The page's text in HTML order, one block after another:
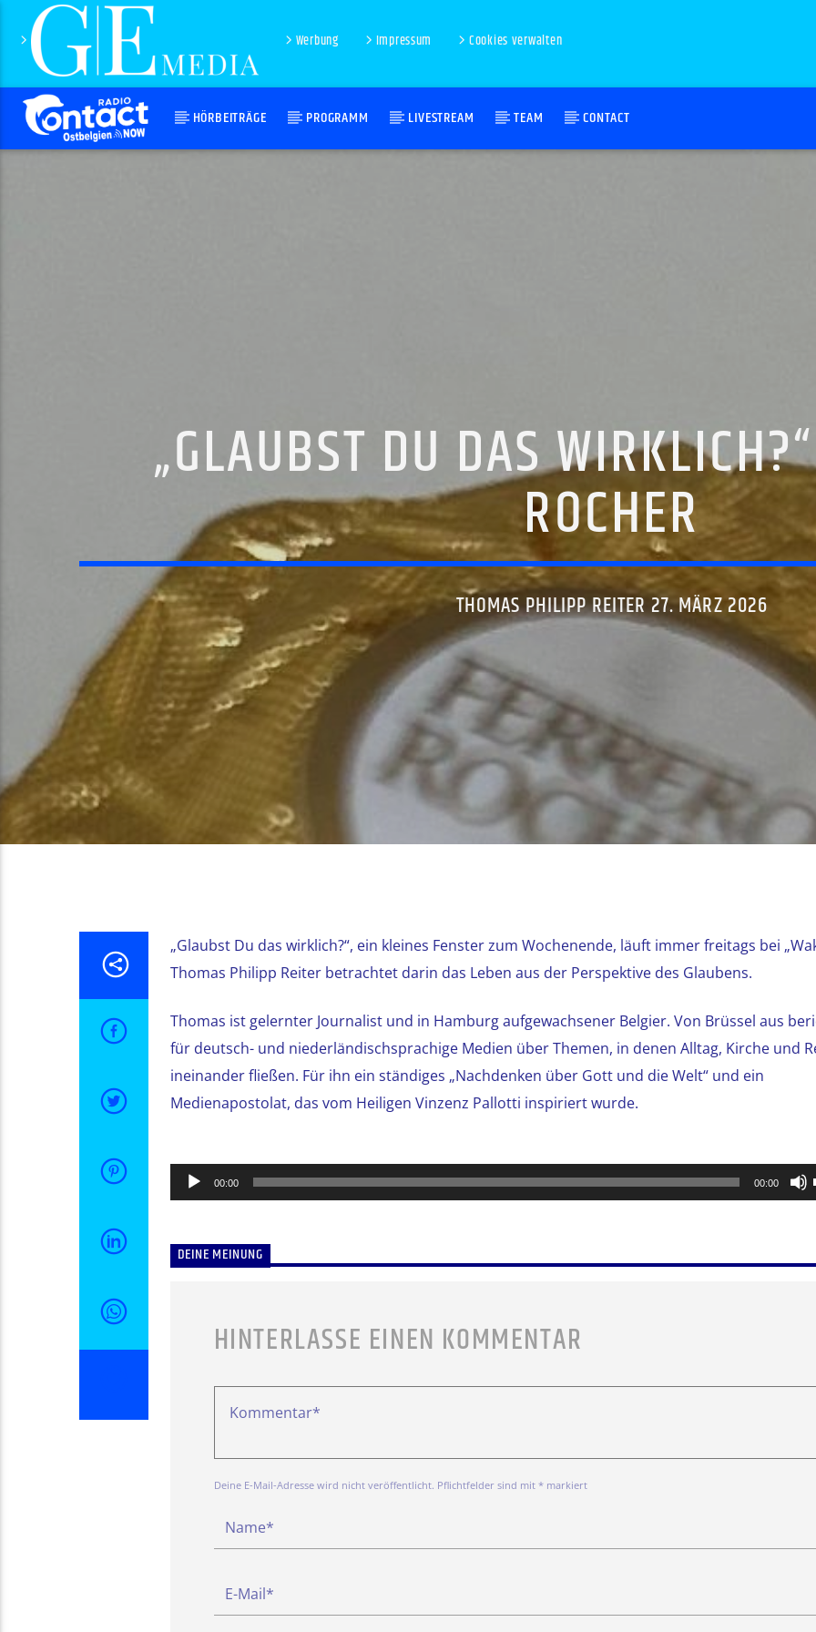
Werbung Impressum Cookies verwalten
HÖRBEITRÄGE PROGRAMM LIVESTREAM TEAM CONTACT
„GLAUBST DU DAS
ROCHER
THOMAS PHILIPP REITER 27. MÄRZ 2026
„Glaubst Du das wirklich?“, ein kleines Fenster zum Wochenende, läuft immer freitags bei
Thomas Philipp Reiter betrachtet darin das Leben aus der Perspektive des Glaubens.
Thomas ist gelernter Journalist und in Hamburg aufgewachsener Belgier. Von Brüssel aus
für deutsch- und niederländischsprachige Medien über Themen, in denen Alltag, Kirche und
ineinander fließen. Für ihn ein ständiges „Nachdenken über Gott und die Welt“ und ein
Medienapostolat, das vom Heiligen Vinzenz Pallotti inspiriert wurde.
Audio-
Player
00:00 00:00
DEINE MEINUNG
HINTERLASSE EINEN KOMMENTAR
Deine E-Mail-Adresse wird nicht veröffentlicht. Pflichtfelder sind mit * markiert